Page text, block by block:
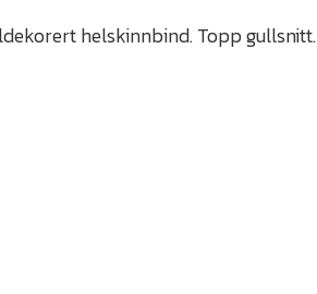
helskinnbind. Topp gullsnitt.